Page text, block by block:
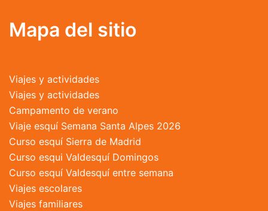
se
pueden
la
página
de
producto
Mapa del sitio
Viajes y actividades
Viajes y actividades
Campamento de verano
Viaje esquí Semana Santa Alpes 2026
Curso esquí Sierra de Madrid
Curso esqui Valdesquí Domingos
Curso esquí Valdesquí entre semana
Viajes escolares
Viajes familiares